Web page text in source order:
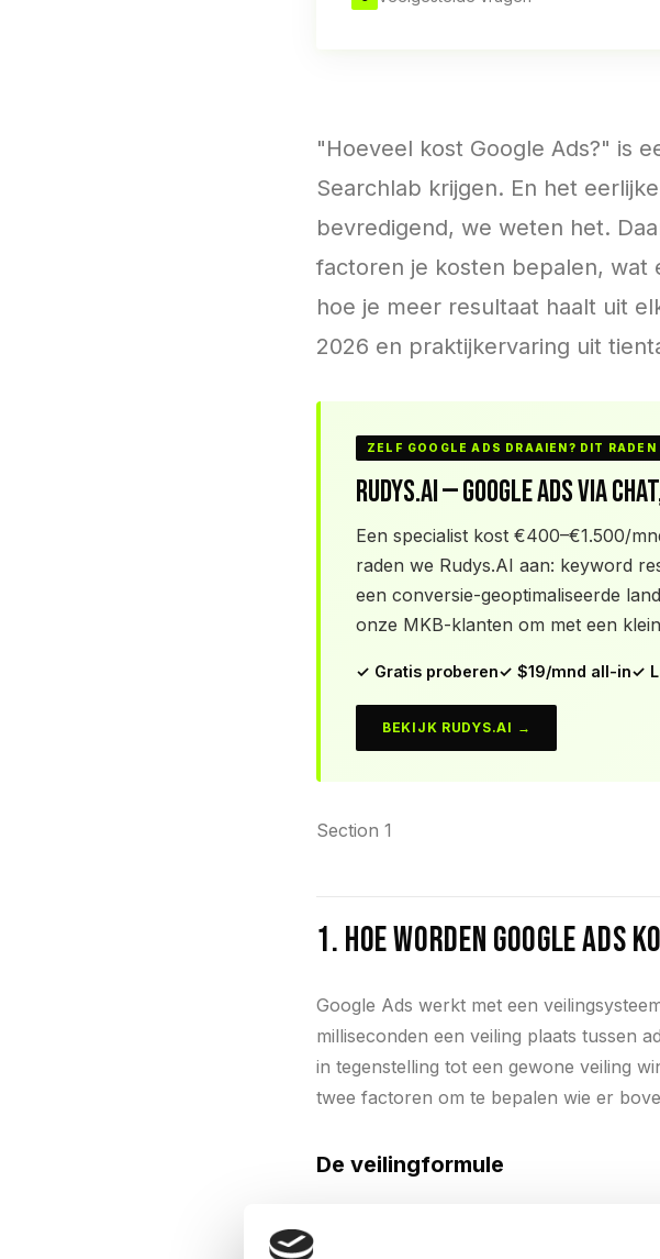
"Hoeveel kost Google Ads?" is
Searchlab krijgen. En het
bevredigend, we weten het.
factoren je kosten bepalen, wat
hoe je meer resultaat haalt uit
2026 en praktijkervaring uit
ZELF GOOGLE ADS DRAAIEN? DIT RADEN
Rudys.AI — Google Ads via
Een specialist kost €400–€1.500/
raden we Rudys.AI aan: keyword
een conversie-geoptimaliseerde
onze MKB-klanten om met een
✓ Gratis proberen✓ $19/mnd all-in✓
BEKIJK RUDYS.AI →
Section 1
1. Hoe worden Google Ads
Google Ads werkt met een
milliseconden een veiling plaats tussen
in tegenstelling tot een gewone veiling
twee factoren om te bepalen wie er
De veilingformule